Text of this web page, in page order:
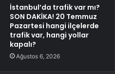
İstanbul’da trafik var mı?
SON DAKİKA! 20 Temmuz
Pazartesi hangi ilçelerde
trafik var, hangi yollar
kapalı?
Ağustos 6, 2026